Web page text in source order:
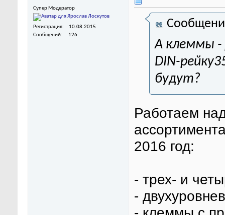
Супер Модератор
Регистрация
10.08.2015
Сообщений
126
А клеммы -
DIN-
будут?
Работаем
2016 год:
- трех- и
-